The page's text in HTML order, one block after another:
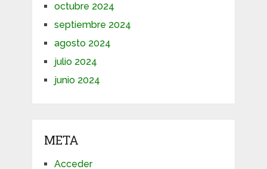
octubre 2024
septiembre 2024
agosto 2024
julio 2024
junio 2024
META
Acceder